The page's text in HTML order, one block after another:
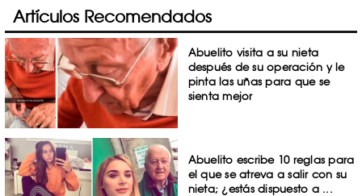
Artículos Recomendados
Abuelito visita a su nieta
después de su operación y le
pinta las uñas para que se
sienta mejor
Abuelito escribe 10 reglas para
el que se atreva a salir con su
nieta; ¿estás dispuesto a ...